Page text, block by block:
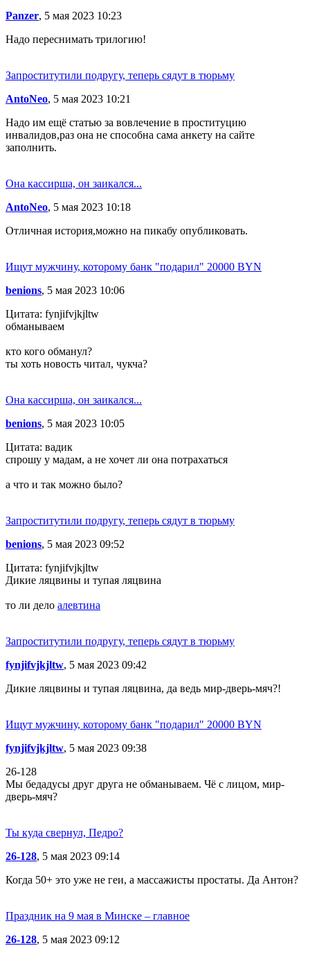
Panzer, 5 мая 2023 10:23
Надо переснимать трилогию!
Запроститутили подругу, теперь сядут в тюрьму
AntoNeo, 5 мая 2023 10:21
Надо им ещё статью за вовлечение в проституцию
инвалидов,раз она не способна сама анкету на сайте
заполнить.
Она кассирша, он заикался...
AntoNeo, 5 мая 2023 10:18
Отличная история,можно на пикабу опубликовать.
Ищут мужчину, которому банк "подарил" 20000 BYN
benions, 5 мая 2023 10:06
Цитата: fynjifvjkjltw
обманываем
кто кого обманул?
ты хоть новость читал, чукча?
Она кассирша, он заикался...
benions, 5 мая 2023 10:05
Цитата: вадик
спрошу у мадам, а не хочет ли она потрахаться
а что и так можно было?
Запроститутили подругу, теперь сядут в тюрьму
benions, 5 мая 2023 09:52
Цитата: fynjifvjkjltw
Дикие ляцвины и тупая ляцвина
то ли дело алевтина
Запроститутили подругу, теперь сядут в тюрьму
fynjifvjkjltw, 5 мая 2023 09:42
Дикие ляцвины и тупая ляцвина, да ведь мир-дверь-мяч?!
Ищут мужчину, которому банк "подарил" 20000 BYN
fynjifvjkjltw, 5 мая 2023 09:38
26-128
Мы бедадусы друг друга не обманываем. Чё с лицом, мир-
дверь-мяч?
Ты куда свернул, Педро?
26-128, 5 мая 2023 09:14
Когда 50+ это уже не геи, а массажисты простаты. Да Антон?
Праздник на 9 мая в Минске – главное
26-128, 5 мая 2023 09:12